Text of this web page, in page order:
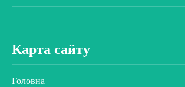
Карта сайту
Головна